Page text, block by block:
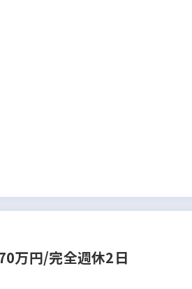
万円/完全週休2日